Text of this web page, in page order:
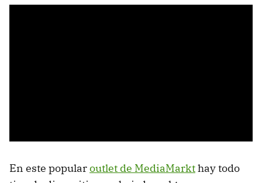
En este popularoutlet de MediaMarkthay todo